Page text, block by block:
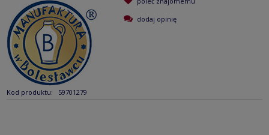
Kod produktu: 59701279
dodaj opinię